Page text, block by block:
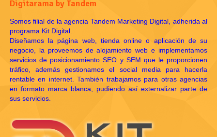
Digitarama by Tandem
Somos filial de la agencia Tandem Marketing Digital, adherida al
programa Kit Digital.
Diseñamos la página web, tienda online o aplicación de su
negocio, la proveemos de alojamiento web e implementamos
servicios de posicionamiento SEO y SEM que le proporcionen
tráfico, además gestionamos el social media para hacerla
rentable en internet. También trabajamos para otras agencias
en formato marca blanca, pudiendo así externalizar parte de
sus servicios.